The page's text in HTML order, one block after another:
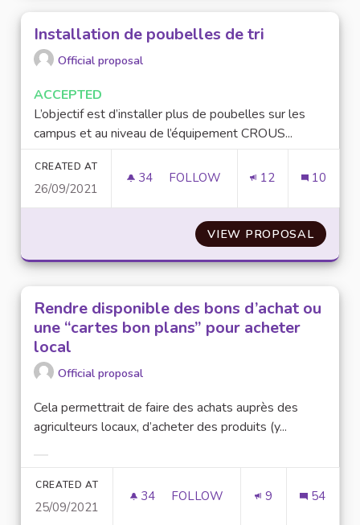
Installation de poubelles de tri
Official proposal
ACCEPTED
L’objectif est d’installer plus de poubelles sur les
campus et au niveau de l’équipement CROUS...
CREATED AT
26/09/2021
34 34 FOLLOWERS
FOLLOW 12 10
VIEW PROPOSAL
Rendre disponible des bons d’achat ou
une “cartes bon plans” pour acheter
local
Official proposal
Cela permettrait de faire des achats auprès des
agriculteurs locaux, d’acheter des produits (y...
CREATED AT
25/09/2021
34 34 FOLLOWERS
FOLLOW 9 54